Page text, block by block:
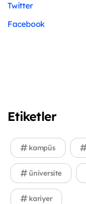
Twitter
Facebook
Etiketler
kampüs
üniversite
kariyer